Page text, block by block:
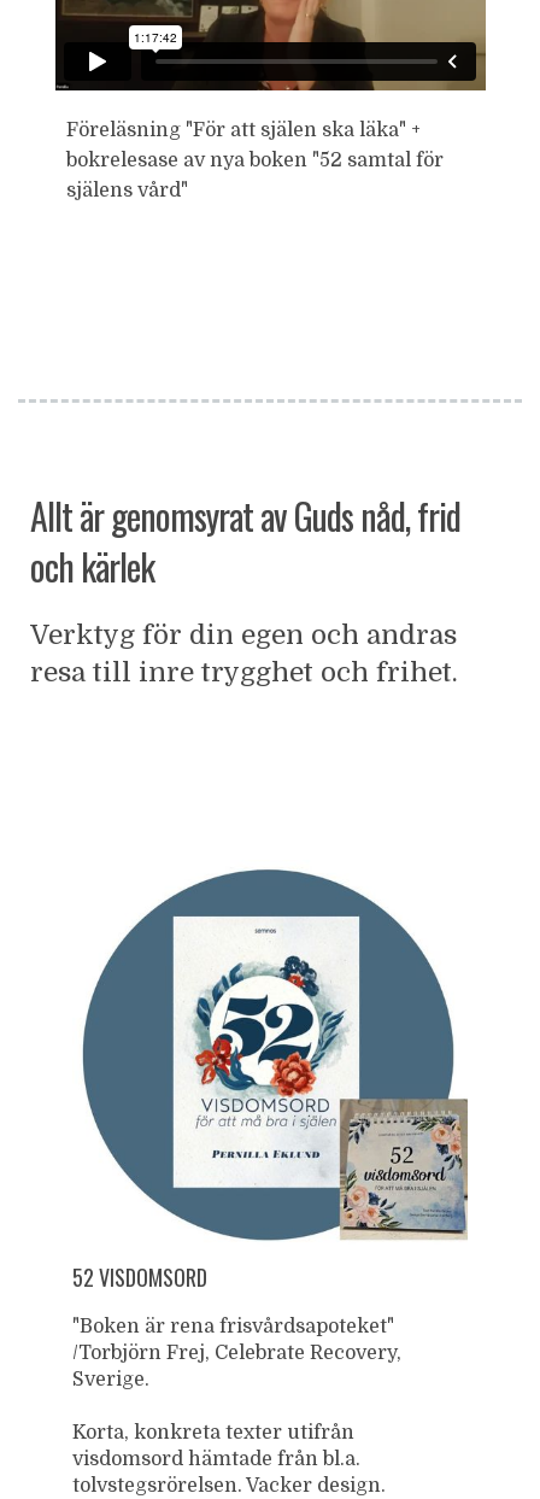
Föreläsning "För att själen ska läka" +
bokrelesase av nya boken "52 samtal för
själens vård"
Allt är genomsyrat av Guds nåd, frid
och kärlek
Verktyg för din egen och andras
resa till inre trygghet och frihet.
52 VISDOMSORD
"Boken är rena frisvårdsapoteket"
/Torbjörn Frej, Celebrate Recovery,
Sverige.
Korta, konkreta texter utifrån
visdomsord hämtade från bl.a.
tolvstegsrörelsen. Vacker design.